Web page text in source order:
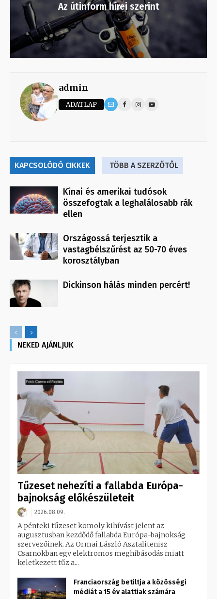
Az útinform hírei szerint
admin
ADATLAP
KAPCSOLÓDÓ CIKKEK TÖBB A SZERZŐTŐL
Kínai és amerikai tudósok
összefogtak a leghalálosabb rák
ellen
Országossá terjesztik a
vastagbélszűrést az 50-70 éves
korosztályban
Dickinson hálás minden percért!
NEKED AJÁNLJUK
Tűzeset nehezíti a fallabda Európa-
bajnokság előkészületeit
2026.08.09.
A pénteki tűzeset komoly kihívást jelent az
augusztusban kezdődő fallabda Európa-bajnokság
szervezőinek. Az Ormai László Asztalitenisz
Csarnokban egy elektromos meghibásodás miatt
keletkezett tűz a...
Franciaország betiltja a közösségi
médiát a 15 év alattiak számára